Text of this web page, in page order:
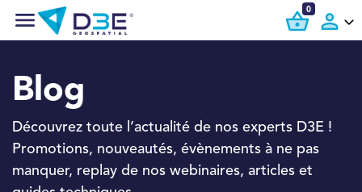
0
Blog
Découvrez toute l’actualité de nos experts D3E !
Promotions, nouveautés, évènements à ne pas
manquer, replay de nos webinaires, articles et